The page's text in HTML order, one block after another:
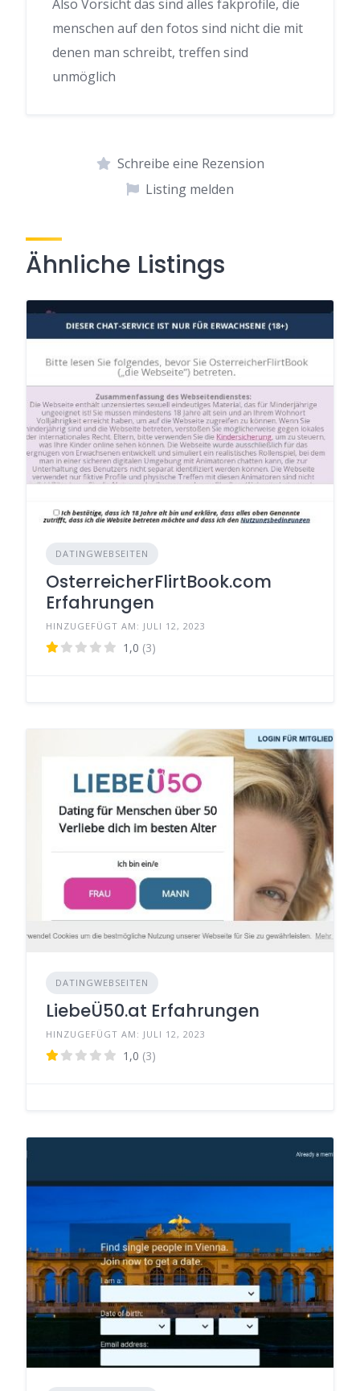
Also Vorsicht das sind alles fakprofile, die
menschen auf den fotos sind nicht die mit
denen man schreibt, treffen sind
unmöglich
Schreibe eine Rezension
Listing melden
Ähnliche Listings
DATINGWEBSEITEN
OsterreicherFlirtBook.com
Erfahrungen
HINZUGEFÜGT AM: JULI 12, 2023
1,0 (3)
DATINGWEBSEITEN
LiebeÜ50.at Erfahrungen
HINZUGEFÜGT AM: JULI 12, 2023
1,0 (3)